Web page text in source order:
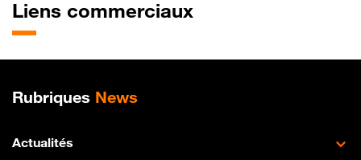
Liens commerciaux
Plan de site
Rubriques News
Actualités